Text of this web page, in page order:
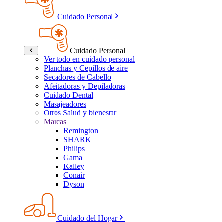
Cuidado Personal
Cuidado Personal
Ver todo en cuidado personal
Planchas y Cepillos de aire
Secadores de Cabello
Afeitadoras y Depiladoras
Cuidado Dental
Masajeadores
Otros Salud y bienestar
Marcas
Remington
SHARK
Philips
Gama
Kalley
Conair
Dyson
Cuidado del Hogar